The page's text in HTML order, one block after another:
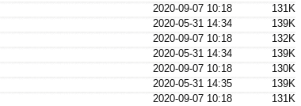
2020-09-07 10:18
131K
2020-05-31 14:34
139K
2020-09-07 10:18
132K
2020-05-31 14:34
139K
2020-09-07 10:18
130K
2020-05-31 14:35
139K
2020-09-07 10:18
131K